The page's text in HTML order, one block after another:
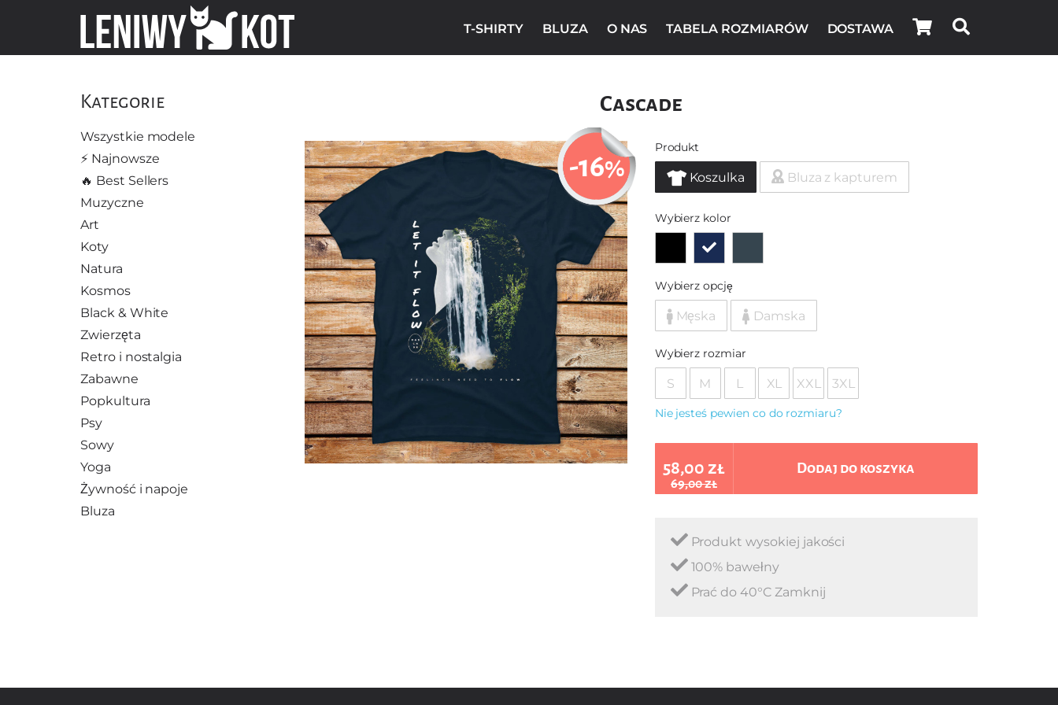
T-SHIRTY BLUZA O NAS TABELA ROZMIARÓW DOSTAWA
Kategorie
Wszystkie modele
⚡️ Najnowsze
🔥 Best Sellers
Muzyczne
Art
Koty
Natura
Kosmos
Black & White
Zwierzęta
Retro i nostalgia
Zabawne
Popkultura
Psy
Sowy
Yoga
Żywność i napoje
Bluza
Cascade
-16%
Produkt
Koszulka Bluza z kapturem
Wybierz kolor
Wybierz opcję
Męska Damska
Wybierz rozmiar
S M L XL XXL 3XL
Nie jesteś pewien co do rozmiaru?
58,00 zł
69,00 zł
Dodaj do koszyka
Produkt wysokiej jakości
100% bawełny
Prać do 40°C Zamknij